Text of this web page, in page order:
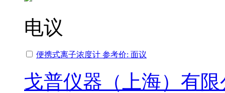
电议
便携式离子浓度计 参考价: 面议
戈普仪器（上海）有限